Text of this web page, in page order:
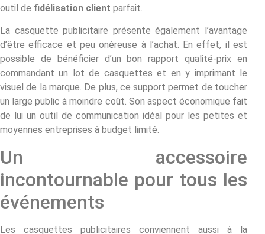
outil de fidélisation client parfait.
La casquette publicitaire présente également l’avantage
d’être efficace et peu onéreuse à l’achat. En effet, il est
possible de bénéficier d’un bon rapport qualité-prix en
commandant un lot de casquettes et en y imprimant le
visuel de la marque. De plus, ce support permet de toucher
un large public à moindre coût. Son aspect économique fait
de lui un outil de communication idéal pour les petites et
moyennes entreprises à budget limité.
Un accessoire
incontournable pour tous les
événements
Les casquettes publicitaires conviennent aussi à la